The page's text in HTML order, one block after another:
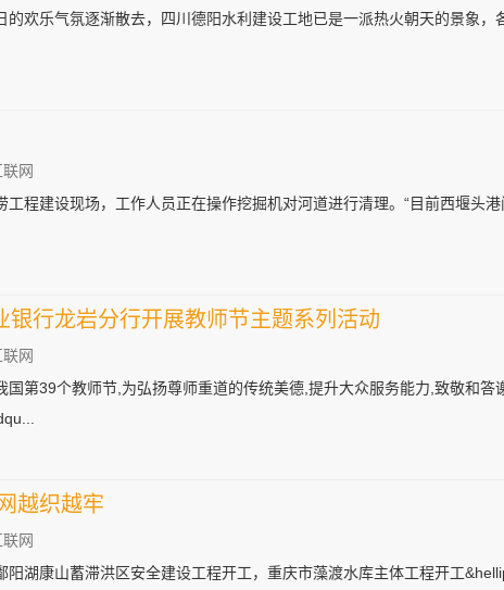
欢乐气氛逐渐散去，四川德阳水利建设工地已是一派热火朝天的景象，
网
程建设现场，工作人员正在操作挖掘机对河道进行清理。“目前西堰头
银行龙岩分行开展教师节主题系列活动
网
第39个教师节,为弘扬尊师重道的传统美德,提升大众服务能力,致敬和答
越织越牢
网
阳湖康山蓄滞洪区安全建设工程开工，重庆市藻渡水库主体工程开工